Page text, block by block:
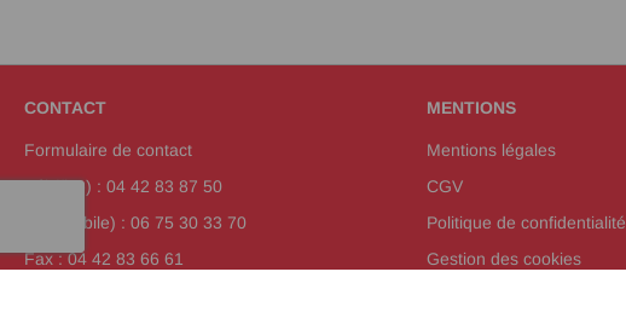
CONTACT
Formulaire de contact
Tél (fixe) : 04 42 83 87 50
Tél (mobile) : 06 75 30 33 70
Fax : 04 42 83 66 61
MENTIONS
Mentions légales
CGV
Politique de confidentialité
Gestion des cookies